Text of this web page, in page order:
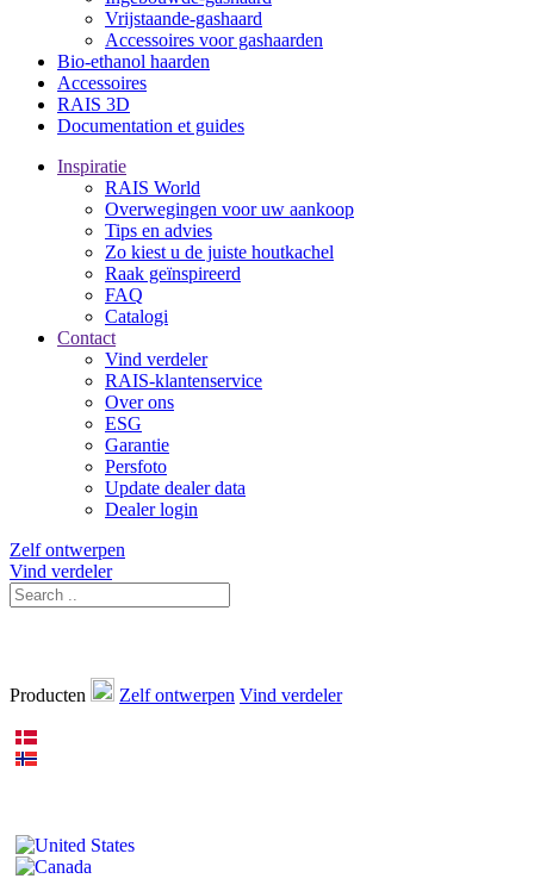
Vrijstaande-gashaard
Accessoires voor gashaarden
Bio-ethanol haarden
Accessoires
RAIS 3D
Documentation et guides
Inspiratie
RAIS World
Overwegingen voor uw aankoop
Tips en advies
Zo kiest u de juiste houtkachel
Raak geïnspireerd
FAQ
Catalogi
Contact
Vind verdeler
RAIS-klantenservice
Over ons
ESG
Garantie
Persfoto
Update dealer data
Dealer login
Zelf ontwerpen
Vind verdeler
Producten Zelf ontwerpen Vind verdeler